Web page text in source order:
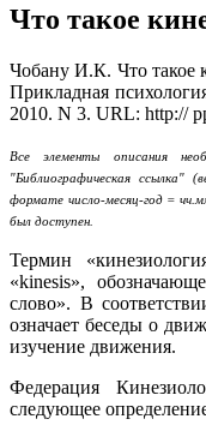
Что такое
Чобану И.К. Что такое
Прикладная
2010. N 3. URL: http://
Все элементы описания
"Библиографическая ссылка"
формате число-месяц-год =
был доступен.
Термин
«kinesis»,
слово». В
означает беседы о
изучение движения.
Федерация
следующее